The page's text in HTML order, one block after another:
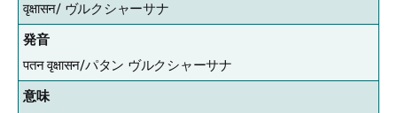
वृक्षासन/ ヴルクシャーサナ
発音
पतन वृक्षासन/パタン ヴルクシャーサナ
意味